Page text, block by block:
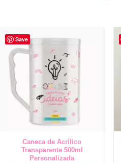
Save
Caneca de Acrílico
Transparente 500ml
Personalizada